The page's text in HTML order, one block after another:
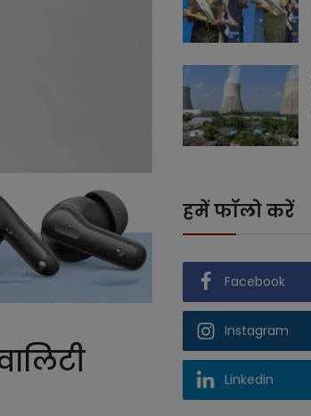
हमें फॉलो करें
Facebook
Instagram
Linkedin